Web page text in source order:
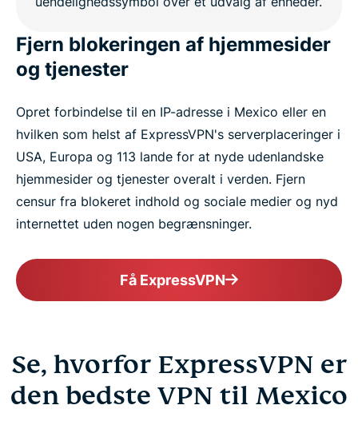
Fjern blokeringen af hjemmesider
og tjenester
Opret forbindelse til en IP-adresse i Mexico eller en
hvilken som helst af ExpressVPN's serverplaceringer i
USA, Europa og 113 lande for at nyde udenlandske
hjemmesider og tjenester overalt i verden. Fjern
censur fra blokeret indhold og sociale medier og nyd
internettet uden nogen begrænsninger.
Få ExpressVPN
Se, hvorfor ExpressVPN er
den bedste VPN til Mexico